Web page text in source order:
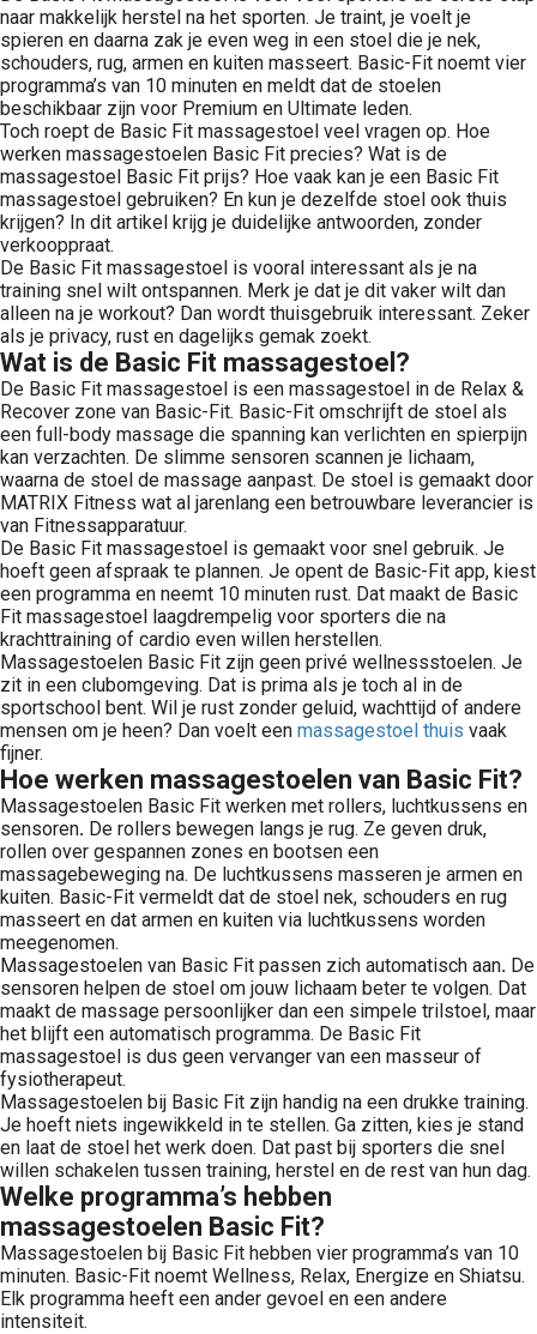
naar makkelijk herstel na het sporten. Je traint, je voelt je
spieren en daarna zak je even weg in een stoel die je nek,
schouders, rug, armen en kuiten masseert. Basic-Fit noemt vier
programma’s van 10 minuten en meldt dat de stoelen
beschikbaar zijn voor Premium en Ultimate leden.
Toch roept de Basic Fit massagestoel veel vragen op. Hoe
werken massagestoelen Basic Fit precies? Wat is de
massagestoel Basic Fit prijs? Hoe vaak kan je een Basic Fit
massagestoel gebruiken? En kun je dezelfde stoel ook thuis
krijgen? In dit artikel krijg je duidelijke antwoorden, zonder
verkooppraat.
De Basic Fit massagestoel is vooral interessant als je na
training snel wilt ontspannen. Merk je dat je dit vaker wilt dan
alleen na je workout? Dan wordt thuisgebruik interessant. Zeker
als je privacy, rust en dagelijks gemak zoekt.
Wat is de Basic Fit massagestoel?
De Basic Fit massagestoel is een massagestoel in de Relax &
Recover zone van Basic-Fit. Basic-Fit omschrijft de stoel als
een full-body massage die spanning kan verlichten en spierpijn
kan verzachten. De slimme sensoren scannen je lichaam,
waarna de stoel de massage aanpast. De stoel is gemaakt door
MATRIX Fitness wat al jarenlang een betrouwbare leverancier is
van Fitnessapparatuur.
De Basic Fit massagestoel is gemaakt voor snel gebruik. Je
hoeft geen afspraak te plannen. Je opent de Basic-Fit app, kiest
een programma en neemt 10 minuten rust. Dat maakt de Basic
Fit massagestoel laagdrempelig voor sporters die na
krachttraining of cardio even willen herstellen.
Massagestoelen Basic Fit zijn geen privé wellnessstoelen. Je
zit in een clubomgeving. Dat is prima als je toch al in de
sportschool bent. Wil je rust zonder geluid, wachttijd of andere
mensen om je heen? Dan voelt een massagestoel thuis vaak
fijner.
Hoe werken massagestoelen van Basic Fit?
Massagestoelen Basic Fit werken met rollers, luchtkussens en
sensoren. De rollers bewegen langs je rug. Ze geven druk,
rollen over gespannen zones en bootsen een
massagebeweging na. De luchtkussens masseren je armen en
kuiten. Basic-Fit vermeldt dat de stoel nek, schouders en rug
masseert en dat armen en kuiten via luchtkussens worden
meegenomen.
Massagestoelen van Basic Fit passen zich automatisch aan. De
sensoren helpen de stoel om jouw lichaam beter te volgen. Dat
maakt de massage persoonlijker dan een simpele trilstoel, maar
het blijft een automatisch programma. De Basic Fit
massagestoel is dus geen vervanger van een masseur of
fysiotherapeut.
Massagestoelen bij Basic Fit zijn handig na een drukke training.
Je hoeft niets ingewikkeld in te stellen. Ga zitten, kies je stand
en laat de stoel het werk doen. Dat past bij sporters die snel
willen schakelen tussen training, herstel en de rest van hun dag.
Welke programma’s hebben
massagestoelen Basic Fit?
Massagestoelen bij Basic Fit hebben vier programma’s van 10
minuten. Basic-Fit noemt Wellness, Relax, Energize en Shiatsu.
Elk programma heeft een ander gevoel en een andere
intensiteit.